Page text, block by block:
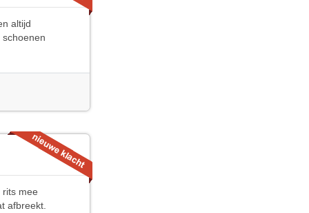
altijd
mee
afbreekt.